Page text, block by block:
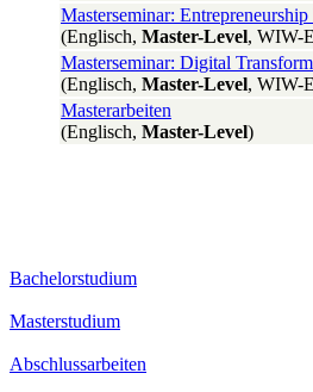
Masterseminar: Entrepreneurship
(Englisch, Master-Level, WIW-
Masterseminar: Digital
(Englisch, Master-Level, WIW-
Masterarbeiten
(Englisch, Master-Level)
Bachelorstudium
Masterstudium
Abschlussarbeiten